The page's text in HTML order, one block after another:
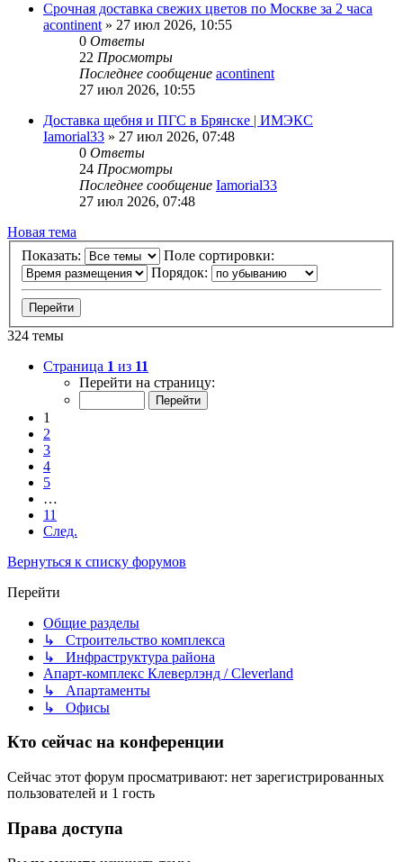
Срочная доставка свежих цветов по Москве за 2 часа
acontinent » 27 июл 2026, 10:55
0 Ответы
22 Просмотры
Последнее сообщение acontinent
27 июл 2026, 10:55
Доставка щебня и ПГС в Брянске | ИМЭКС
Iamorial33 » 27 июл 2026, 07:48
0 Ответы
24 Просмотры
Последнее сообщение Iamorial33
27 июл 2026, 07:48
Новая тема
Показать:
Поле сортировки:
Порядок:
324 темы
Страница 1 из 11
Перейти на страницу:
1
2
3
4
5
…
11
След.
Вернуться к списку форумов
Перейти
Общие разделы
↳ Строительство комплекса
↳ Инфраструктура района
Апарт-комплекс Клеверлэнд / Cleverland
↳ Апартаменты
↳ Офисы
Кто сейчас на конференции
Сейчас этот форум просматривают: нет зарегистрированных
пользователей и 1 гость
Права доступа